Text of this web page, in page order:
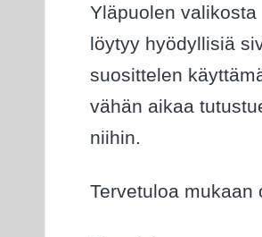
Yläpuolen valikosta
löytyy hyödyllisiä
suosittelen
vähän aikaa
niihin.
Tervetuloa mukaan